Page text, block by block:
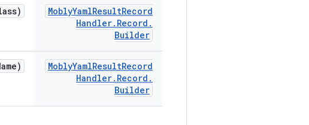
MoblyYamlResultRecord
Handler. Record .
Builder
MoblyYamlResultRecord
Handler. Record .
Builder